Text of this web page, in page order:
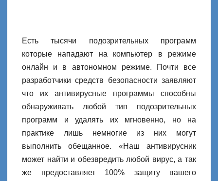
Есть тысячи подозрительных программ
которые нападают на компьютер в режиме
онлайн и в автономном режиме. Почти все
разработчики средств безопасности заявляют
что их антивирусные программы способны
обнаруживать любой тип подозрительных
программ и удалять их мгновенно, но на
практике лишь немногие из них могут
выполнить обещанное. «Наш антивирусник
может найти и обезвредить любой вирус, а так
же предоставляет 100% защиту вашего